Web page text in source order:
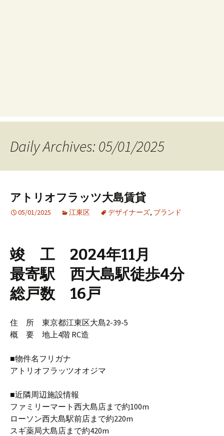
Daily Archives: 05/01/2025
アトリオフラッツ大島賃貸
05/01/2025 江東区 デザイナーズ, ブランド
竣 工 2024年11月
最寄駅 西大島駅徒歩4分
総戸数 16戸
住 所 東京都江東区大島2-39-5
概 要 地上4階 RC造
■物件名フリガナ
アトリオフラッツオオジマ
■近隣周辺施設情報
ファミリーマート西大島店まで約100m
ローソン西大島駅前店まで約220m
スギ薬局大島店まで約420m